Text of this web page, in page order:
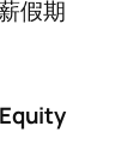
期